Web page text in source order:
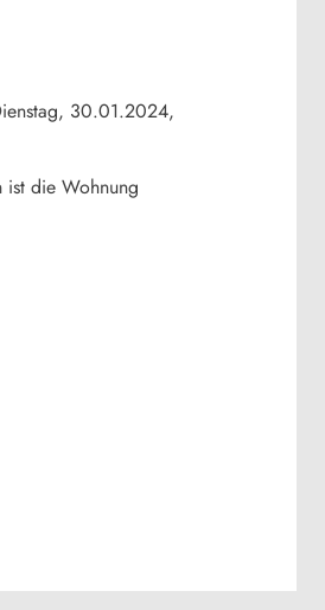
30.01.2024,
ist die Wohnung